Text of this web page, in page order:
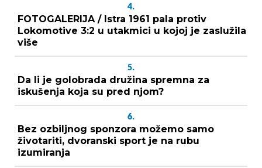
4.
FOTOGALERIJA / Istra 1961 pala protiv
Lokomotive 3:2 u utakmici u kojoj je zaslužila
više
5.
Da li je golobrada družina spremna za
iskušenja koja su pred njom?
6.
Bez ozbiljnog sponzora možemo samo
životariti, dvoranski sport je na rubu
izumiranja